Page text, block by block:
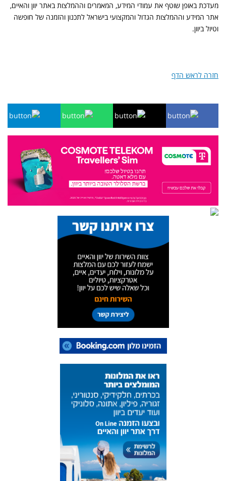
מעדכת באופן שוטף את עמודי המידע, המאמרים וההמלצות באתר יוון והאיים,
אתר המידע וההמלצות הגדול והמקצועי בישראל לתכנון והזמנה של חופשה
וטיול ביוון.
חזרה לראש הדף